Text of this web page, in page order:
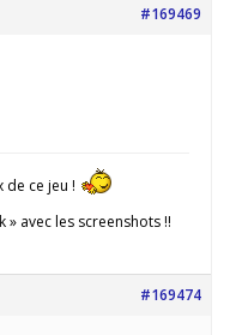
#169469
de ce jeu !
avec les screenshots !!
#169474